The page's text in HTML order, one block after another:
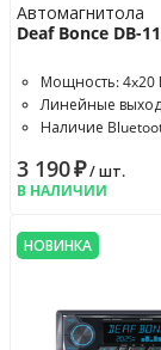
Автомагнитола
Deaf Bonce DB-
Мощность: 4x20
Линейные
Наличие
3 190₽/ шт.
В НАЛИЧИИ
НОВИНКА